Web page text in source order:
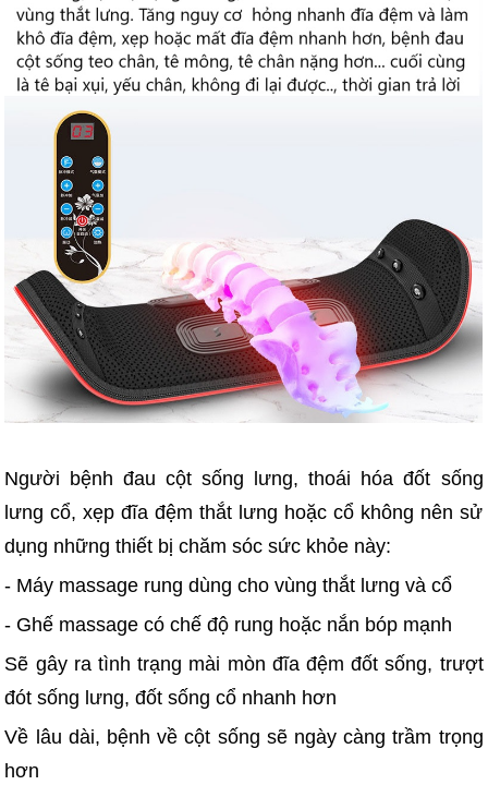
Người bệnh đau cột sống lưng, thoái hóa đốt sống
lưng cổ, xẹp đĩa đệm thắt lưng hoặc cổ không nên sử
dụng những thiết bị chăm sóc sức khỏe này:
- Máy massage rung dùng cho vùng thắt lưng và cổ
- Ghế massage có chế độ rung hoặc nắn bóp mạnh
Sẽ gây ra tình trạng mài mòn đĩa đệm đốt sống, trượt
đót sống lưng, đốt sống cổ nhanh hơn
Về lâu dài, bệnh về cột sống sẽ ngày càng trầm trọng
hơn